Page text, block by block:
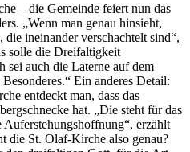
– die Gemeinde feiert nun das
„Wenn man genau hinsieht,
ineinander verschachtelt sind“,
solle die Dreifaltigkeit
sei auch die Laterne auf dem
Ein anderes Detail:
entdeckt man, dass das
hat. „Die steht für das
erzählt
die St. Olaf-Kirche also genau?